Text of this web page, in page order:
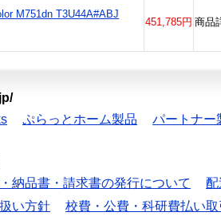
M751dn T3U44A#ABJ
451,785円 商品
ぷらっとホーム製品 パートナー
納品書・請求書の発行について 配
い方針 校費・公費・科研費払い